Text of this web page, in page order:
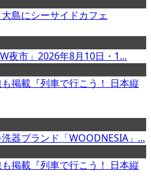
島にシーサイドカフェ
夜市」2026年8月10日・1...
掲載『列車で行こう！ 日本縦
器ブランド「WOODNESIA」...
掲載『列車で行こう！ 日本縦